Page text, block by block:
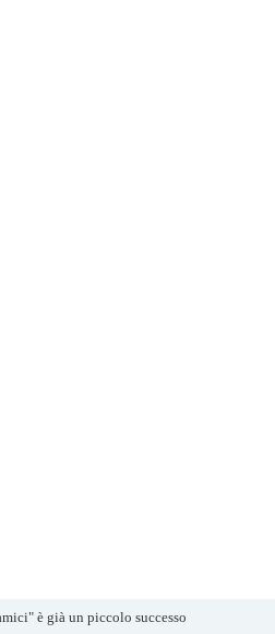
è già un piccolo successo